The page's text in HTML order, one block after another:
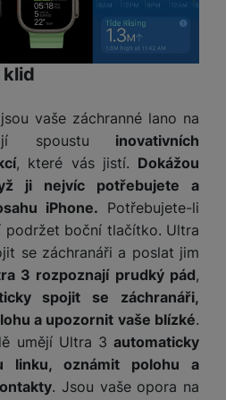
vaše záchranné lano na
spoustu inovativních
, které vás jistí. Dokážou
ji nejvíc potřebujete a
iPhone. Potřebujete-li
podržet boční tlačítko. Ultra
se záchranáři a poslat jim
3 rozpoznají prudký pád,
spojit se záchranáři,
a upozornit vaše blízké.
umějí Ultra 3 automaticky
linku, oznámit polohu a
. Jsou vaše opora na